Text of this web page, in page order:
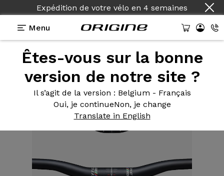
Expédition de votre vélo en 4 semaines
Menu
Êtes-vous sur la bonne
version de notre site ?
Il s’agit de la version : Belgium - Français
Oui, je continueNon, je change
Translate in English
Equipements>Cintre Plat> MTN Rizer WCS 740